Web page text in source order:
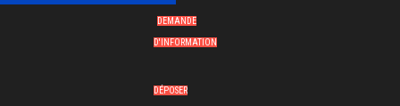
DEMANDE
D'INFORMATION
DÉPOSER